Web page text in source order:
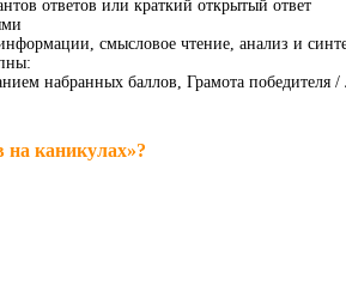
ответов или краткий открытый ответ
смысловое чтение, анализ и
набранных баллов, Грамота победителя /
на каникулах»?